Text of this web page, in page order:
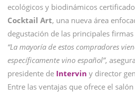
ecológicos y biodinámicos
Cocktail Art, una nueva área
degustación de las principales
“La mayoría de estos compradores
específicamente vino español”, asegura
presidente de Intervin y director
Entre las ventajas que ofrece el